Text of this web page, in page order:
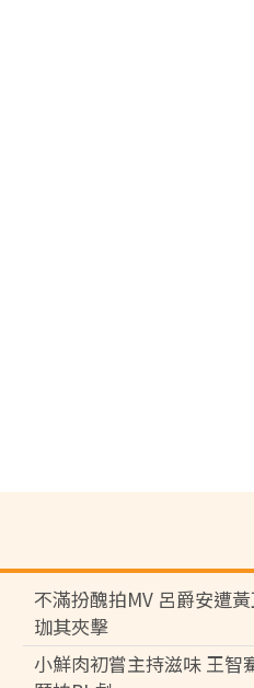
不滿扮醜拍MV 呂爵安遭
珈其夾擊
小鮮肉初嘗主持滋味 王智